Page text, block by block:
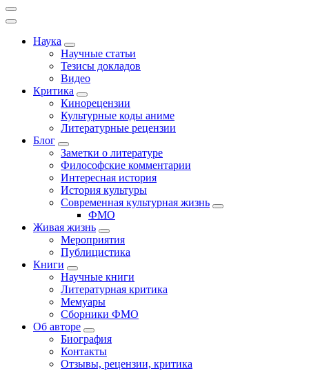
Наука
Научные статьи
Тезисы докладов
Видео
Критика
Кинорецензии
Культурные коды аниме
Литературные рецензии
Блог
Заметки о литературе
Философские комментарии
Интересная история
История культуры
Современная культурная жизнь
ФМО
Живая жизнь
Мероприятия
Публицистика
Книги
Научные книги
Литературная критика
Мемуары
Сборники ФМО
Об авторе
Биография
Контакты
Отзывы, рецензии, критика